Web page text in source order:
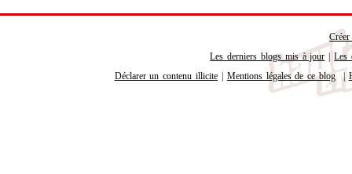
Les derniers blogs mis à jour |Les
Déclarer un contenu illicite | Mentions légales de ce blog|